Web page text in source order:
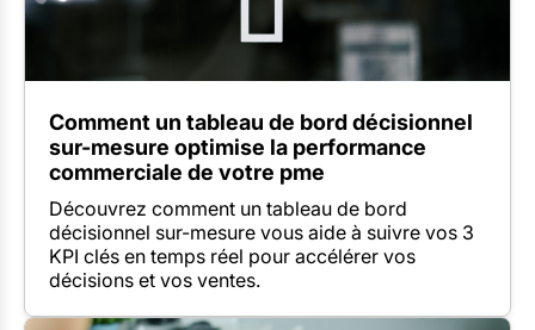
Comment un tableau de bord décisionnel
sur-mesure optimise la performance
commerciale de votre pme
Découvrez comment un tableau de bord
décisionnel sur-mesure vous aide à suivre vos 3
KPI clés en temps réel pour accélérer vos
décisions et vos ventes.